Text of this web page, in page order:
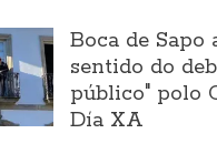
Boca de Sapo
sentido do
público" polo
Día XA